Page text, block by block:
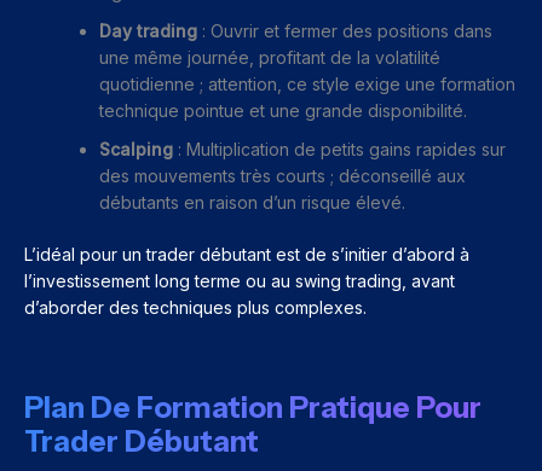
Day trading : Ouvrir et fermer des positions dans
une même journée, profitant de la volatilité
quotidienne ; attention, ce style exige une formation
technique pointue et une grande disponibilité.
Scalping : Multiplication de petits gains rapides sur
des mouvements très courts ; déconseillé aux
débutants en raison d’un risque élevé.
L’idéal pour un trader débutant est de s’initier d’abord à
l’investissement long terme ou au swing trading, avant
d’aborder des techniques plus complexes.
Plan De Formation Pratique Pour
Trader Débutant